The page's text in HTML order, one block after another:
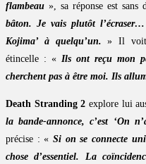
flambeau », sa réponse est sans
bâton. Je vais plutôt
Kojima’ à quelqu’un. » Il voit
étincelle : « Ils ont reçu mon
cherchent pas à être moi. Ils
Death Stranding 2 explore lui
la bande-annonce, c’est ‘On
précise : « Si on se connecte
chose d’essentiel. La